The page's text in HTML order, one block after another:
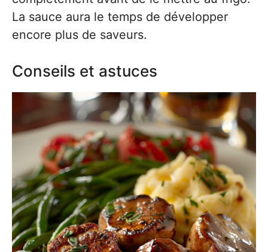
La sauce aura le temps de développer
encore plus de saveurs.
Conseils et astuces